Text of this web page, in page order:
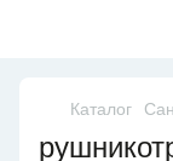
Каталог